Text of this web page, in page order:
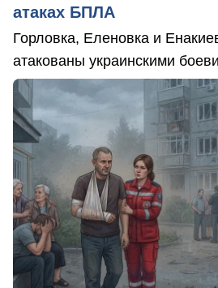
атаках БПЛА
Горловка, Еленовка и
атакованы украинскими